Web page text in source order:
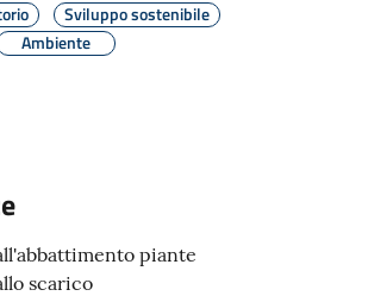
Sviluppo sostenibile
Ambiente
piante
scarico